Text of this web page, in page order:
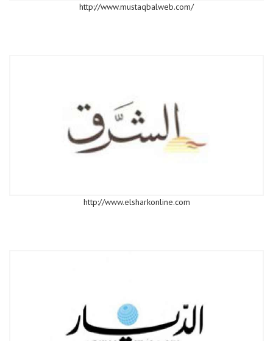
http://www.mustaqbalweb.com/
http://www.elsharkonline.com